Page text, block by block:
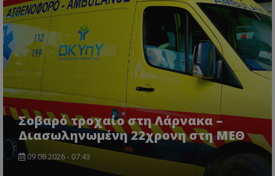
Σοβαρό τροχαίο στη Λάρνακα –
Διασωληνωμένη 22χρονη στη ΜΕΘ
09.08.2026 - 07:43